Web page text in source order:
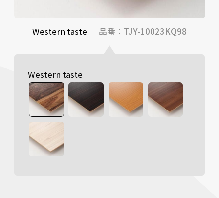
Western taste 品番：TJY-10023KQ98
Western taste